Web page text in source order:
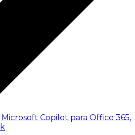
Copilot para Office 365,